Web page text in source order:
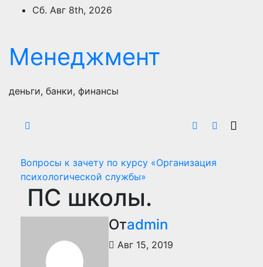
ПерейтиСб. Авг 8th, 2026
Менеджмент
деньги, банки, финансы
Вопросы к зачету по курсу «Организация
психологической службы»
ПС школы.
Отadmin
Авг 15, 2019